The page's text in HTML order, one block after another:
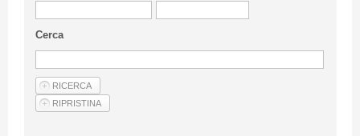
Privacy Policy
Articoli
Cerca